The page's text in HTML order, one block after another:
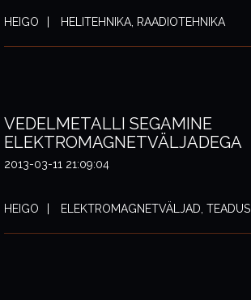
HEIGO HELITEHNIKA, RAADIOTEHNIKA
VEDELMETALLI SEGAMINE
ELEKTROMAGNETVÄLJADEGA
2013-03-11 21:09:04
HEIGO ELEKTROMAGNETVÄLJAD, TEADUS